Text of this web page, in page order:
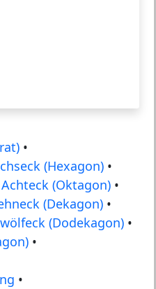
•
(Hexagon) •
Achteck (Oktagon) •
(Dekagon) •
(Dodekagon) •
•
•